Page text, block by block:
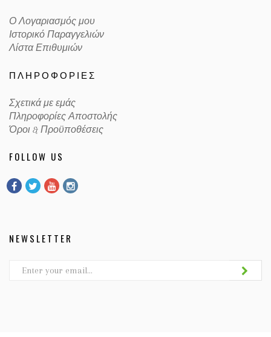
Ο Λογαριασμός μου
Ιστορικό Παραγγελιών
Λίστα Επιθυμιών
ΠΛΗΡΟΦΟΡΊΕΣ
Σχετικά με εμάς
Πληροφορίες Αποστολής
Όροι & Προϋποθέσεις
FOLLOW US
NEWSLETTER